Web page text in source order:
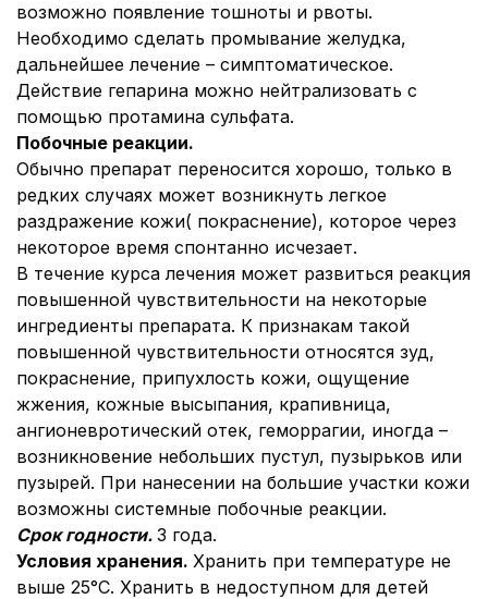
возможно появление тошноты и рвоты.
Необходимо сделать промывание желудка,
дальнейшее лечение – симптоматическое.
Действие гепарина можно нейтрализовать с
помощью протамина сульфата.
Побочные реакции.
Обычно препарат переносится хорошо, только в
редких случаях может возникнуть легкое
раздражение кожи( покраснение), которое через
некоторое время спонтанно исчезает.
В течение курса лечения может развиться реакция
повышенной чувствительности на некоторые
ингредиенты препарата. К признакам такой
повышенной чувствительности относятся зуд,
покраснение, припухлость кожи, ощущение
жжения, кожные высыпания, крапивница,
ангионевротический отек, геморрагии, иногда –
возникновение небольших пустул, пузырьков или
пузырей. При нанесении на большие участки кожи
возможны системные побочные реакции.
Срок годности. 3 года.
Условия хранения. Хранить при температуре не
выше 25°С. Хранить в недоступном для детей